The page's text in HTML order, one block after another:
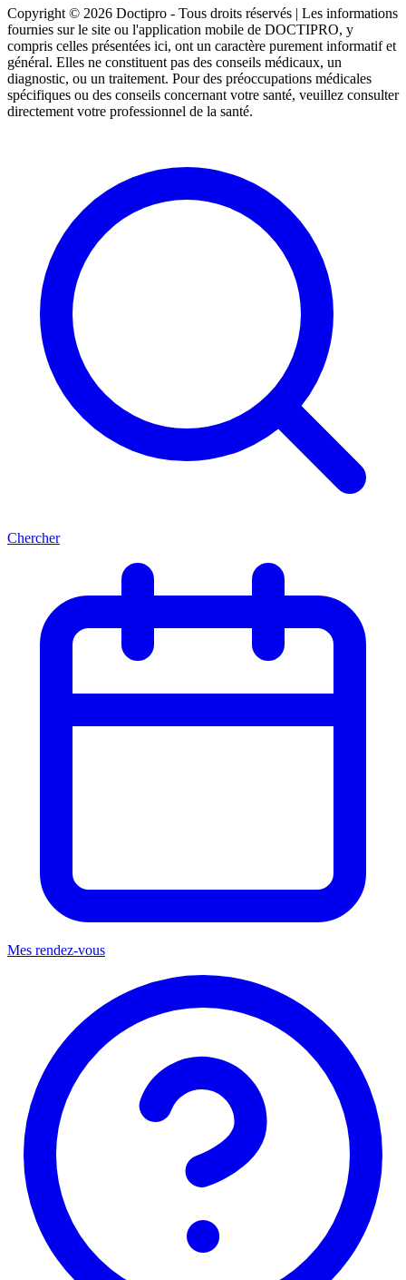
Copyright © 2026 Doctipro - Tous droits réservés | Les informations
fournies sur le site ou l'application mobile de DOCTIPRO, y
compris celles présentées ici, ont un caractère purement informatif et
général. Elles ne constituent pas des conseils médicaux, un
diagnostic, ou un traitement. Pour des préoccupations médicales
spécifiques ou des conseils concernant votre santé, veuillez consulter
directement votre professionnel de la santé.
Chercher
Mes rendez-vous